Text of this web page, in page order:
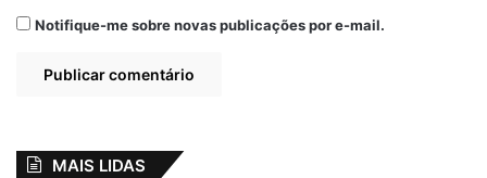
Notifique-me sobre novas publicações por e-mail.
MAIS LIDAS